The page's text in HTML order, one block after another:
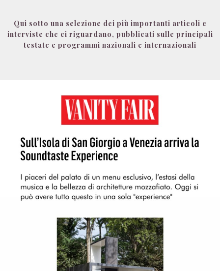
Qui sotto una selezione dei più importanti articoli e
interviste che ci riguardano, pubblicati sulle principali
testate e programmi nazionali e internazionali